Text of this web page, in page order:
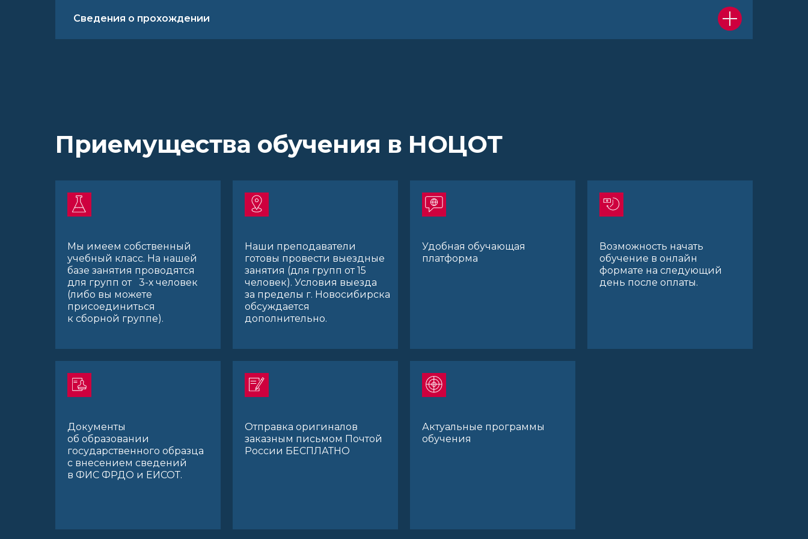
Сведения о прохождении
Приемущества обучения в НОЦОТ
Мы имеем собственный
учебный класс. На нашей
базе занятия проводятся
для групп от 3-х человек
(либо вы можете
присоединиться
к сборной группе).
Удобная обучающая
платформа
Наши преподаватели
готовы провести выездные
занятия (для групп от 15
человек). Условия выезда
за пределы г. Новосибирска
обсуждается
дополнительно.
Возможность начать
обучение в онлайн
формате на следующий
день после оплаты.
Документы
об образовании
государственного образца
с внесением сведений
в ФИС ФРДО и ЕИСОТ.
Актуальные программы
обучения
Отправка оригиналов
заказным письмом Почтой
России БЕСПЛАТНО